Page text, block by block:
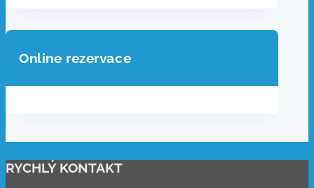
Online rezervace
RYCHLÝ KONTAKT